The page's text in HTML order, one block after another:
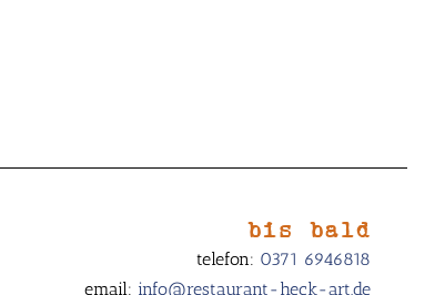
bis bald
telefon: 0371 6946818
email: info@restaurant-heck-art.de